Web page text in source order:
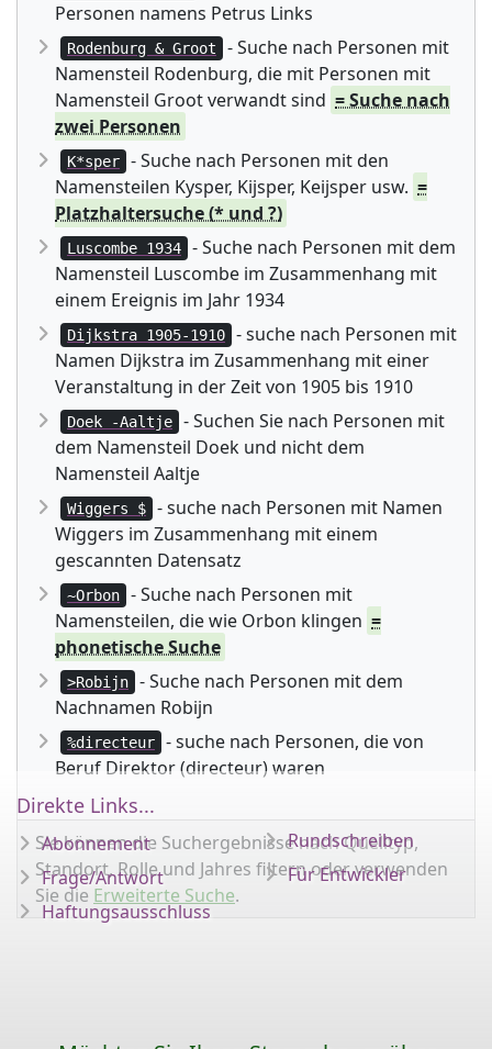
Personen namens Petrus Links
Rodenburg & Groot
- Suche nach Personen mit
Namensteil Rodenburg, die mit Personen mit
Namensteil Groot verwandt sind = Suche nach
zwei Personen
K*sper
- Suche nach Personen mit den
Namensteilen Kysper, Kijsper, Keijsper usw. =
Platzhaltersuche (* und ?)
Luscombe 1934
- Suche nach Personen mit dem
Namensteil Luscombe im Zusammenhang mit
einem Ereignis im Jahr 1934
Dijkstra 1905-1910
- suche nach Personen mit
Namen Dijkstra im Zusammenhang mit einer
Veranstaltung in der Zeit von 1905 bis 1910
Doek -Aaltje
- Suchen Sie nach Personen mit
dem Namensteil Doek und nicht dem
Namensteil Aaltje
Wiggers $
- suche nach Personen mit Namen
Wiggers im Zusammenhang mit einem
gescannten Datensatz
~Orbon
- Suche nach Personen mit
Namensteilen, die wie Orbon klingen =
phonetische Suche
>Robijn
- Suche nach Personen mit dem
Nachnamen Robijn
%directeur
- suche nach Personen, die von
Beruf Direktor (directeur) waren
Sie können die Suchergebnisse nach Quelltyp,
Standort, Rolle und Jahres filtern oder verwenden
Sie die Erweiterte Suche.
Direkte Links...
Abonnement
Frage/Antwort
Haftungsausschluss
Rundschreiben
Für Entwickler